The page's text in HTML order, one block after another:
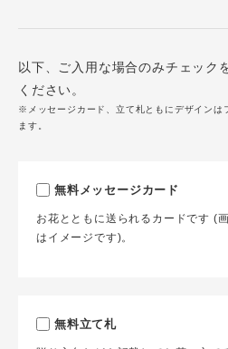
以下、ご入用な場合のみチェック
ください。
※メッセージカード、立て札ともにデザインは
ます。
無料メッセージカード
お花とともに送られるカードです (
はイメージです)。
無料立て札